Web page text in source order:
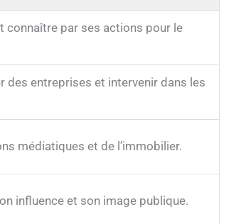
connaître par ses actions pour le
des entreprises et intervenir dans les
médiatiques et de l’immobilier.
influence et son image publique.